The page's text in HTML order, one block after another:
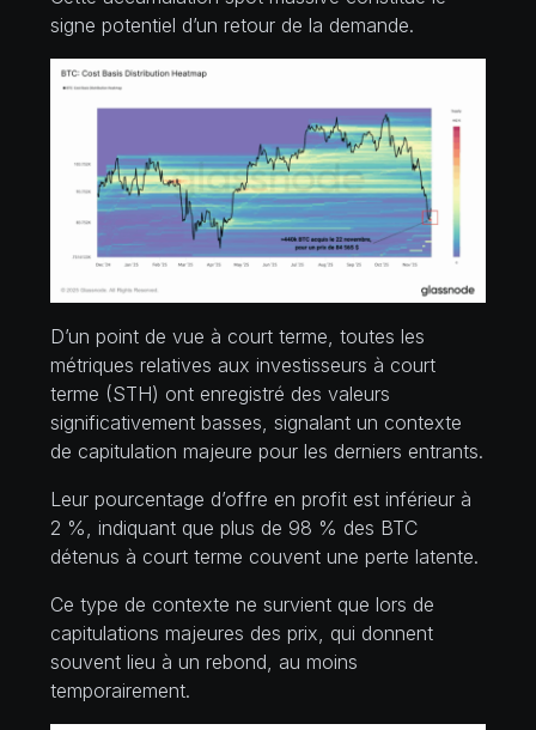
signe potentiel d’un retour de la demande.
D’un point de vue à court terme, toutes les
métriques relatives aux investisseurs à court
terme (STH) ont enregistré des valeurs
significativement basses, signalant un contexte
de capitulation majeure pour les derniers entrants.
Leur pourcentage d’offre en profit est inférieur à
2 %, indiquant que plus de 98 % des BTC
détenus à court terme couvent une perte latente.
Ce type de contexte ne survient que lors de
capitulations majeures des prix, qui donnent
souvent lieu à un rebond, au moins
temporairement.